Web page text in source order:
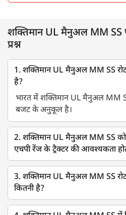
शक्तिमान UL मैनुअल MM
प्रश्न
1. शक्तिमान UL मैनुअल MM SS
है?
भारत में शक्तिमान UL मैनुअल MM
बजट के अनुकूल है।
2. शक्तिमान UL मैनुअल MM SS
एचपी रेंज के ट्रैक्टर की आवश्यकता
3. शक्तिमान UL मैनुअल MM SS
कितनी है?